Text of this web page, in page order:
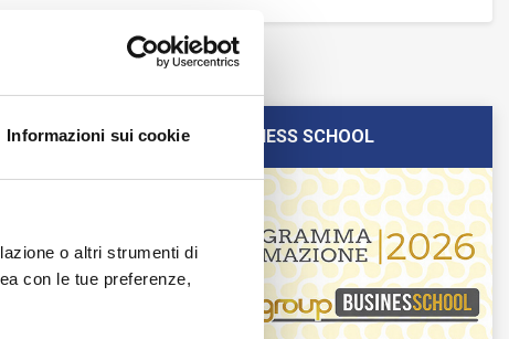
Informazioni sui cookie
o altri strumenti di
con le tue preferenze,
FCGROUP BUSINESS SCHOOL